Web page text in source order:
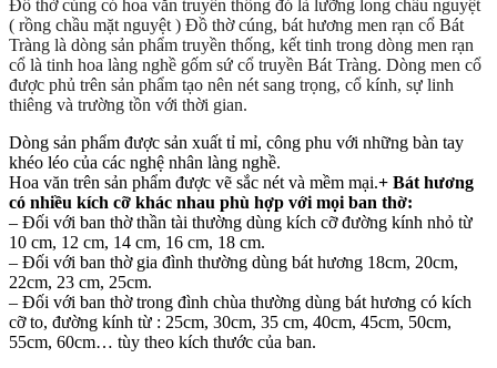
Đồ thờ cúng có hoa văn truyền thống đó là lưỡng long chầu nguyệt
( rồng chầu mặt nguyệt ) Đồ thờ cúng, bát hương men rạn cổ Bát
Tràng là dòng sản phẩm truyền thống, kết tinh trong dòng men rạn
cổ là tinh hoa làng nghề gốm sứ cổ truyền Bát Tràng. Dòng men cổ
được phủ trên sản phẩm tạo nên nét sang trọng, cổ kính, sự linh
thiêng và trường tồn với thời gian.
Dòng sản phẩm được sản xuất tỉ mỉ, công phu với những bàn tay
khéo léo của các nghệ nhân làng nghề.
Hoa văn trên sản phẩm được vẽ sắc nét và mềm mại.+ Bát hương
có nhiều kích cỡ khác nhau phù hợp với mọi ban thờ:
– Đối với ban thờ thần tài thường dùng kích cỡ đường kính nhỏ từ
10 cm, 12 cm, 14 cm, 16 cm, 18 cm.
– Đối với ban thờ gia đình thường dùng bát hương 18cm, 20cm,
22cm, 23 cm, 25cm.
– Đối với ban thờ trong đình chùa thường dùng bát hương có kích
cỡ to, đường kính từ : 25cm, 30cm, 35 cm, 40cm, 45cm, 50cm,
55cm, 60cm… tùy theo kích thước của ban.